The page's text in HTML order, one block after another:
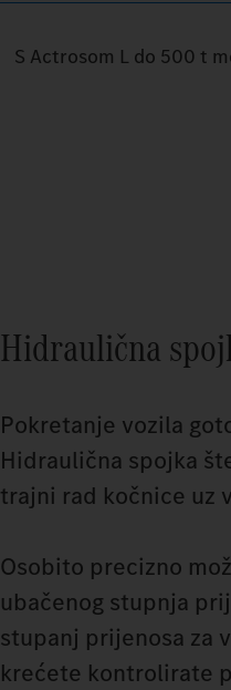
S Actrosom L do 500 t
Hidraulična
Pokretanje vozila
Hidraulična spojka
trajni rad kočnice uz
Osobito precizno
ubačenog stupnja
stupanj prijenosa za
krećete kontrolirate